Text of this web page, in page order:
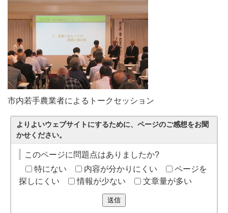
市内若手農業者によるトークセッション
よりよいウェブサイトにするために、ページのご感想をお聞
かせください。
このページに問題点はありましたか?
特にない
内容が分かりにくい
ページを
探しにくい
情報が少ない 文章量が多い
送信